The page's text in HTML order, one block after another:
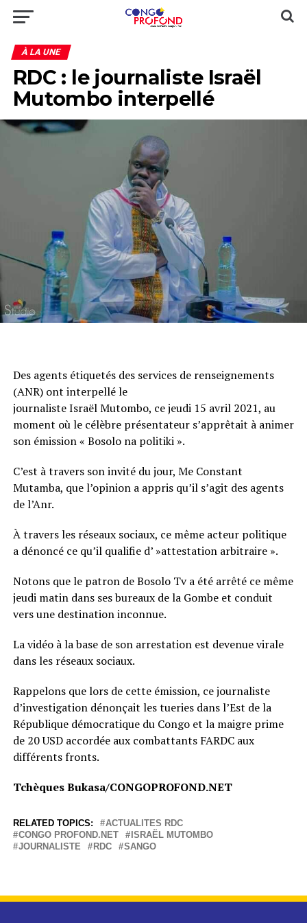
À LA UNE
RDC : le journaliste Israël
Mutombo interpellé
Des agents étiquetés des services de renseignements
(ANR) ont interpellé le
journaliste Israël Mutombo, ce jeudi 15 avril 2021, au
moment où le célèbre présentateur s’apprêtait à animer
son émission « Bosolo na politiki ».
C’est à travers son invité du jour, Me Constant
Mutamba, que l’opinion a appris qu’il s’agit des agents
de l’Anr.
À travers les réseaux sociaux, ce même acteur politique
a dénoncé ce qu’il qualifie d’ »attestation arbitraire ».
Notons que le patron de Bosolo Tv a été arrêté ce même
jeudi matin dans ses bureaux de la Gombe et conduit
vers une destination inconnue.
La vidéo à la base de son arrestation est devenue virale
dans les réseaux sociaux.
Rappelons que lors de cette émission, ce journaliste
d’investigation dénonçait les tueries dans l’Est de la
République démocratique du Congo et la maigre prime
de 20 USD accordée aux combattants FARDC aux
différents fronts.
Tchèques Bukasa/CONGOPROFOND.NET
RELATED TOPICS:
ACTUALITES RDC
CONGO PROFOND.NET
ISRAËL MUTOMBO
JOURNALISTE
RDC SANGO